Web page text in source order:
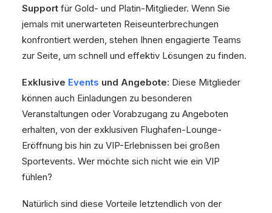
Support für Gold- und Platin-Mitglieder. Wenn Sie
jemals mit unerwarteten Reiseunterbrechungen
konfrontiert werden, stehen Ihnen engagierte Teams
zur Seite, um schnell und effektiv Lösungen zu finden.
Exklusive Events und Angebote: Diese Mitglieder
können auch Einladungen zu besonderen
Veranstaltungen oder Vorabzugang zu Angeboten
erhalten, von der exklusiven Flughafen-Lounge-
Eröffnung bis hin zu VIP-Erlebnissen bei großen
Sportevents. Wer möchte sich nicht wie ein VIP
fühlen?
Natürlich sind diese Vorteile letztendlich von der